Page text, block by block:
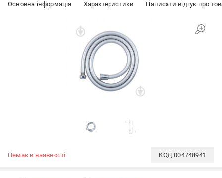
Основна інформація Характеристики Написати відгук про
Немає в наявності КОД004748941